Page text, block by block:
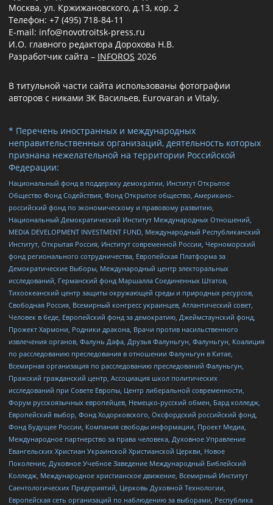
Москва, ул. Кржижановского, д.13, кор. 2
Телефон: +7 (495) 718-84-11
E-mail: info@novotroitsk-press.ru
И.О. главного редактора Дорохова Н.В.
Разработчик сайта – INFOROS 2026
В титульной части сайта использованы фотографии
авторов с никами ЗК Васильев, Eurovaran и Vitaly,
* Перечень иностранных и международных
неправительственных организаций, деятельность которых
признана нежелательной на территории Российской
Федерации:
Национальный фонд в поддержку демократии, Институт Открытое
Общество Фонд Содействия, Фонд Открытое общество, Американо-
российский фонд по экономическому и правовому развитию,
Национальный Демократический Институт Международных Отношений,
MEDIA DEVELOPMENT INVESTMENT FUND, Международный Республиканский
Институт, Открытая Россия, Институт современной России, Черноморский
фонд регионального сотрудничества, Европейская Платформа за
Демократические Выборы, Международный центр электоральных
исследований, Германский фонд Маршалла Соединенных Штатов,
Тихоокеанский центр защиты окружающей среды и природных ресурсов,
Свободная Россия, Всемирный конгресс украинцев, Атлантический совет,
Человек в беде, Европейский фонд за демократию, Джеймстаунский фонд,
Прожект Хармони, Родники дракона, Врачи против насильственного
извлечения органов, Фалунь Дафа, Друзья Фалуньгун, Фалуньгун, Коалиция
по расследованию преследования в отношении Фалуньгун в Китае,
Всемирная организация по расследованию преследований Фалуньгун,
Пражский гражданский центр, Ассоциация школ политических
исследований при Совете Европы, Центр либеральной современности,
Форум русскоязычных европейцев, Немецко-русский обмен, Бард колледж,
Европейский выбор, Фонд Ходорковского, Оксфордский российский фонд,
Фонд Будущее России, Компания свободы информации, Проект Медиа,
Международное партнерство за права человека, Духовное Управление
Евангельских Христиан Украинской Христианской Церкви, Новое
Поколение, Духовное Учебное Заведение Международный Библейский
Колледж, Международное христианское движение, Всемирный Институт
Саентологических Предприятий, Церковь Духовной Технологии,
Европейская сеть организаций по наблюдению за выборами, Республика